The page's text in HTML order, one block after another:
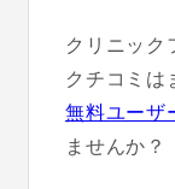
クリニック
クチコミは
無料ユーザ
ませんか？